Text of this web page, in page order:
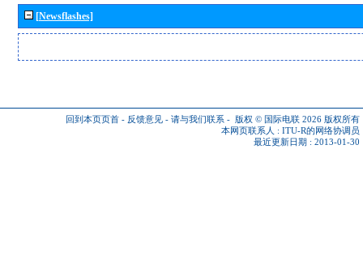
[Newsflashes]
回到本页页首 - 反馈意见 - 请与我们联系 - 版权 © 国际电联 2026 版权所有
本网页联系人 : ITU-R的网络协调员
最近更新日期 : 2013-01-30